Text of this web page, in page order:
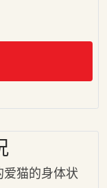
猫的身体状